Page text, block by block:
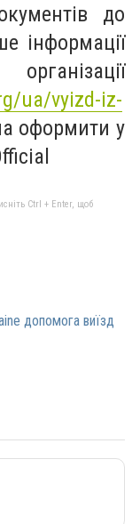
до
інформації
ua/vyizd-iz-
оформити у
Ctrl + Enter, щоб
допомога виїзд